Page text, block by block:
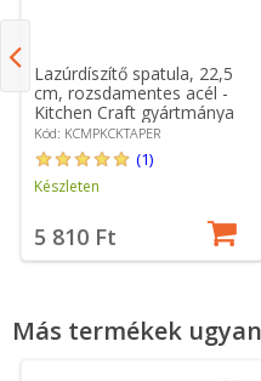
Lazúrdíszítő spatula, 22,5
cm, rozsdamentes acél -
Kitchen Craft gyártmánya
Kód: KCMPKCKTAPER
(1)
Készleten
5 810 Ft
Más termékek